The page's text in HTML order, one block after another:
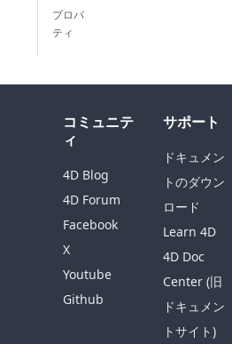
プロパ
ティ
コミュニテ
ィ
4D Blog
4D Forum
Facebook
X
Youtube
Github
サポート
ドキュメン
トのダウン
ロード
Learn 4D
4D Doc
Center (旧
ドキュメン
トサイト)